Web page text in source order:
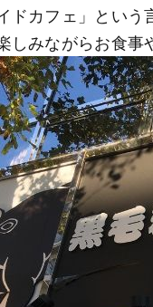
ドカフェ」とい
しみながらお食事